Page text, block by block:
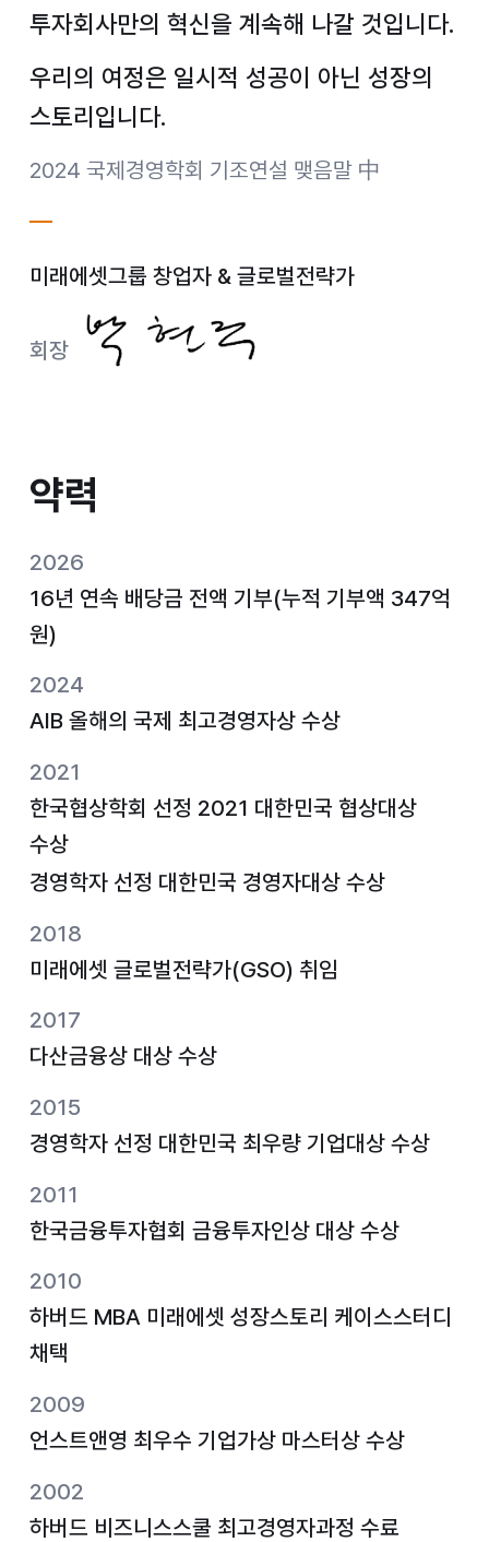
투자회사만의 혁신을 계속해 나갈 것입니다.
우리의 여정은 일시적 성공이 아닌 성장의
스토리입니다.
2024 국제경영학회 기조연설 맺음말 中
미래에셋그룹 창업자 & 글로벌전략가
회장
약력
2026
16년 연속 배당금 전액 기부(누적 기부액 347억
원)
2024
AIB 올해의 국제 최고경영자상 수상
2021
한국협상학회 선정 2021 대한민국 협상대상
수상
경영학자 선정 대한민국 경영자대상 수상
2018
미래에셋 글로벌전략가(GSO) 취임
2017
다산금융상 대상 수상
2015
경영학자 선정 대한민국 최우량 기업대상 수상
2011
한국금융투자협회 금융투자인상 대상 수상
2010
하버드 MBA 미래에셋 성장스토리 케이스스터디
채택
2009
언스트앤영 최우수 기업가상 마스터상 수상
2002
하버드 비즈니스스쿨 최고경영자과정 수료